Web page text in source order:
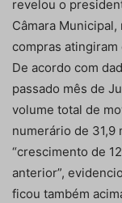
revelou o
Câmara Municipal,
compras
De acordo com
passado mês de
volume total de
numerário de 31,9
“crescimento de
anterior”,
ficou também